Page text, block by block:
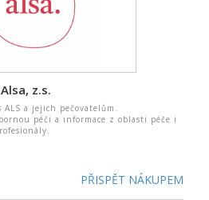
Alsa, z.s.
a jejich pečovatelům.
péči a informace z oblasti péče i
PŘISPĚT NÁKUPEM